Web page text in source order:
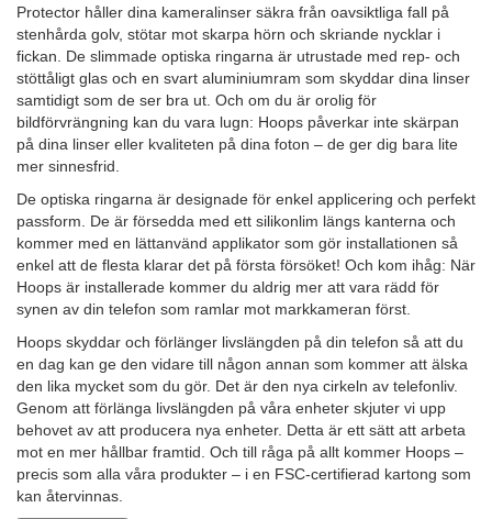
Protector håller dina kameralinser säkra från oavsiktliga fall på
stenhårda golv, stötar mot skarpa hörn och skriande nycklar i
fickan. De slimmade optiska ringarna är utrustade med rep- och
stöttåligt glas och en svart aluminiumram som skyddar dina linser
samtidigt som de ser bra ut. Och om du är orolig för
bildförvrängning kan du vara lugn: Hoops påverkar inte skärpan
på dina linser eller kvaliteten på dina foton – de ger dig bara lite
mer sinnesfrid.
De optiska ringarna är designade för enkel applicering och perfekt
passform. De är försedda med ett silikonlim längs kanterna och
kommer med en lättanvänd applikator som gör installationen så
enkel att de flesta klarar det på första försöket! Och kom ihåg: När
Hoops är installerade kommer du aldrig mer att vara rädd för
synen av din telefon som ramlar mot markkameran först.
Hoops skyddar och förlänger livslängden på din telefon så att du
en dag kan ge den vidare till någon annan som kommer att älska
den lika mycket som du gör. Det är den nya cirkeln av telefonliv.
Genom att förlänga livslängden på våra enheter skjuter vi upp
behovet av att producera nya enheter. Detta är ett sätt att arbeta
mot en mer hållbar framtid. Och till råga på allt kommer Hoops –
precis som alla våra produkter – i en FSC-certifierad kartong som
kan återvinnas.